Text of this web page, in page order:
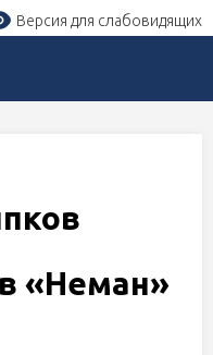
Версия для слабовидящих
«Неман»